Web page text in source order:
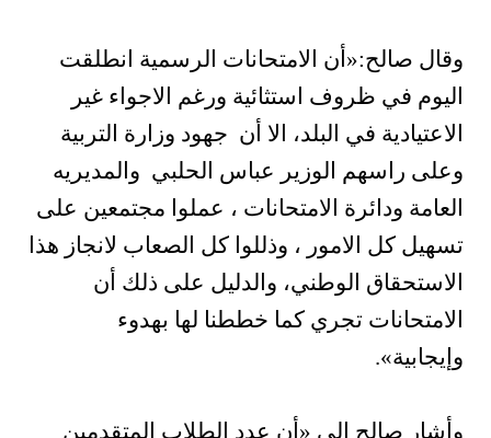
وقال صالح:«أن الامتحانات الرسمية انطلقت
اليوم في ظروف استثائية ورغم الاجواء غير
الاعتيادية في البلد، الا أن جهود وزارة التربية
وعلى راسهم الوزير عباس الحلبي والمديريه
العامة ودائرة الامتحانات ، عملوا مجتمعين على
تسهيل كل الامور ، وذللوا كل الصعاب لانجاز هذا
الاستحقاق الوطني، والدليل على ذلك أن
الامتحانات تجري كما خططنا لها بهدوء
وإيجابية».
وأشار صالح إلى «أن عدد الطلاب المتقدمين